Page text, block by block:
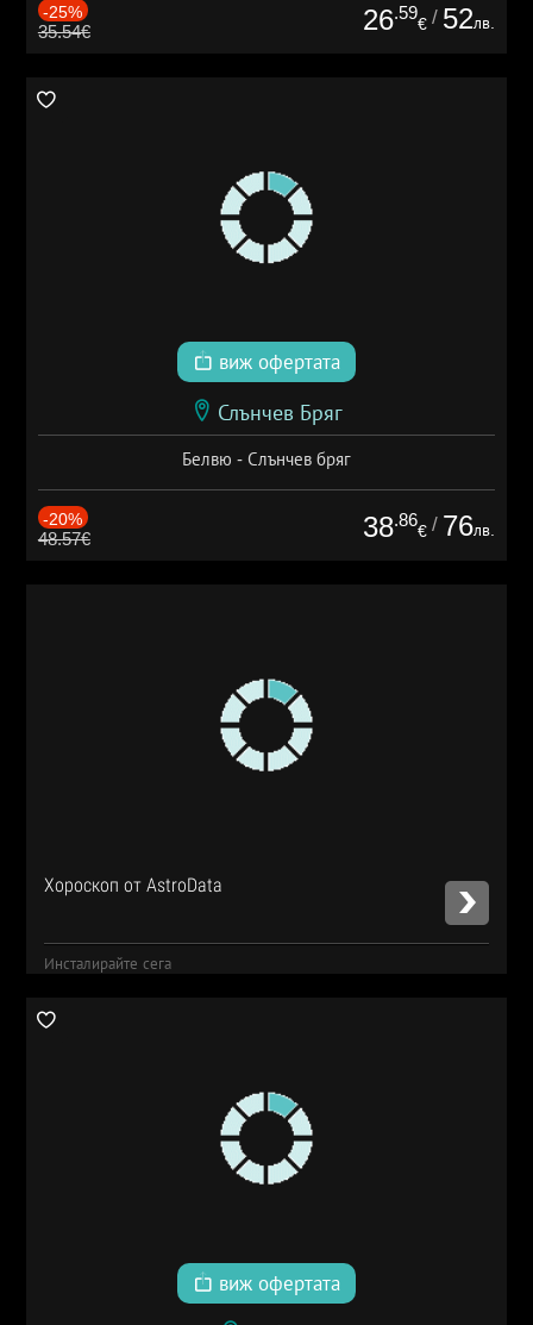
-25%
35.54€ 26.59
€ / 52лв.
виж офертата
Слънчев Бряг
Белвю - Слънчев бряг
-20%
48.57€ 38.86
€ / 76лв.
Хороскоп от AstroData
Инсталирайте сега
виж офертата